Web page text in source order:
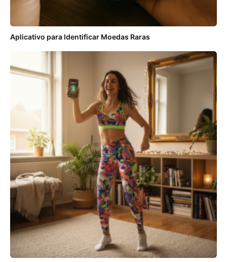
Aplicativo para Identificar Moedas Raras